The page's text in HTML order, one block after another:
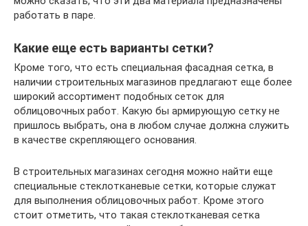
работать в паре.
Какие еще есть варианты сетки?
Кроме того, что есть специальная фасадная сетка, в
наличии строительных магазинов предлагают еще более
широкий ассортимент подобных сеток для
облицовочных работ. Какую бы армирующую сетку не
пришлось выбрать, она в любом случае должна служить
в качестве скрепляющего основания.
В строительных магазинах сегодня можно найти еще
специальные стеклотканевые сетки, которые служат
для выполнения облицовочных работ. Кроме этого
стоит отметить, что такая стеклотканевая сетка